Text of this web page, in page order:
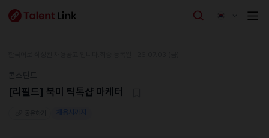
[리필드] 북미 틱톡샵 마케터
채용시까지